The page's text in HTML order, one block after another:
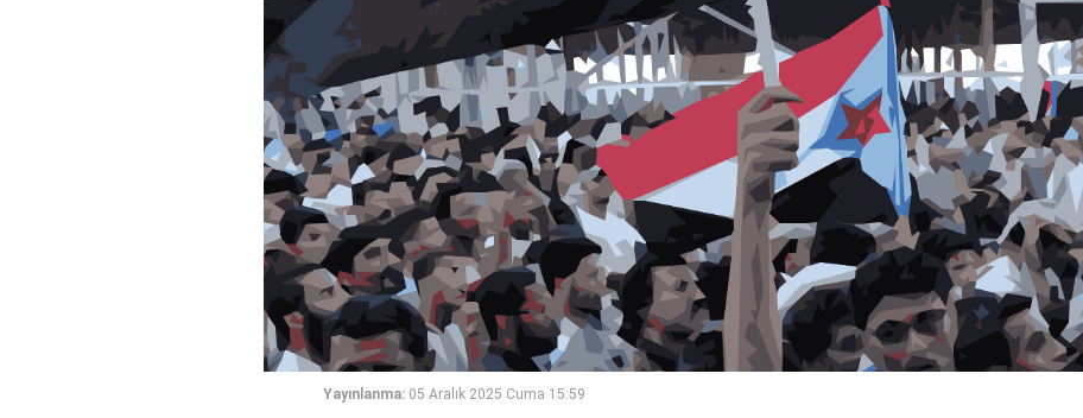
Yayınlanma: 05 Aralık 2025 Cuma 15:59